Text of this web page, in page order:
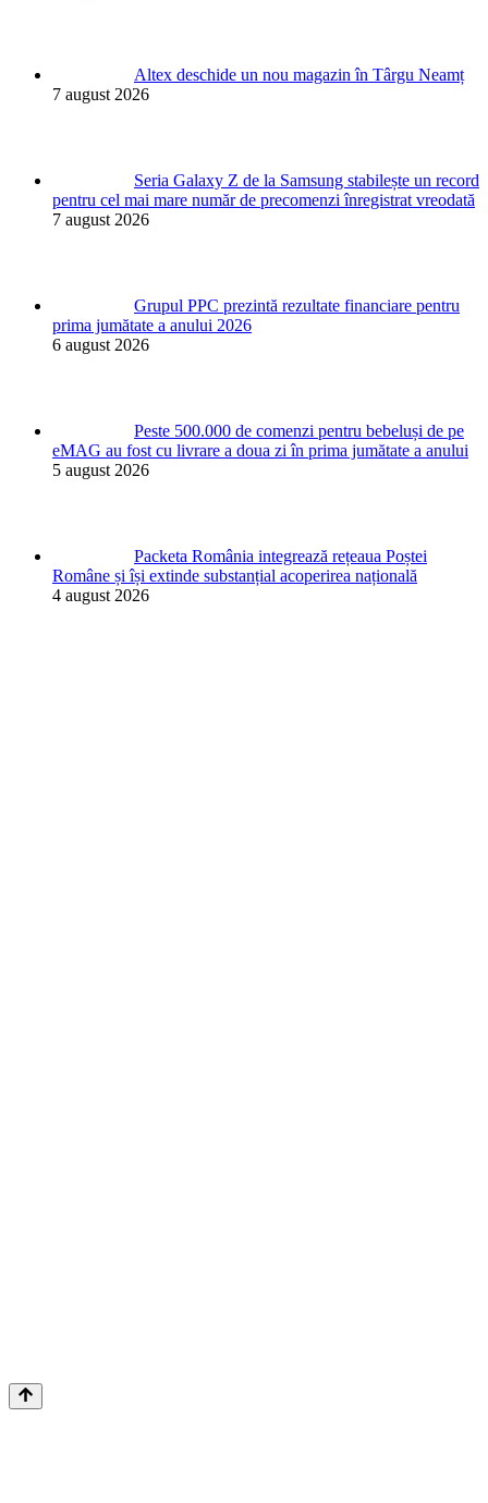
Altex deschide un nou magazin în Târgu Neamț
7 august 2026
Seria Galaxy Z de la Samsung stabilește un record
pentru cel mai mare număr de precomenzi înregistrat vreodată
7 august 2026
Grupul PPC prezintă rezultate financiare pentru
prima jumătate a anului 2026
6 august 2026
Peste 500.000 de comenzi pentru bebeluși de pe
eMAG au fost cu livrare a doua zi în prima jumătate a anului
5 august 2026
Packeta România integrează rețeaua Poștei
Române și își extinde substanțial acoperirea națională
4 august 2026